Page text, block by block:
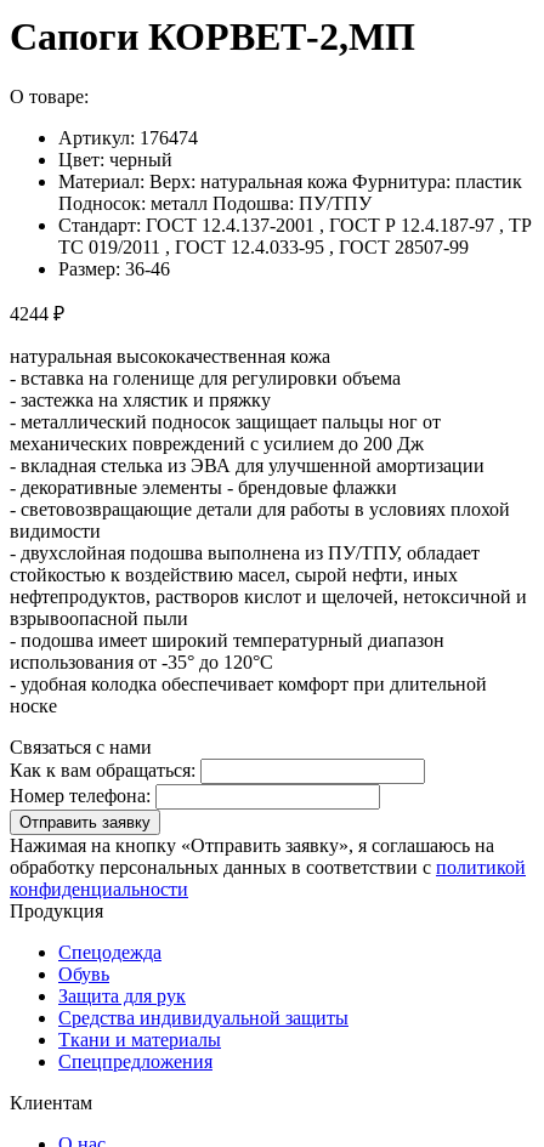
Сапоги КОРВЕТ-2,МП
О товаре:
Артикул: 176474
Цвет: черный
Материал: Верх: натуральная кожа Фурнитура: пластик
Подносок: металл Подошва: ПУ/ТПУ
Стандарт: ГОСТ 12.4.137-2001 , ГОСТ Р 12.4.187-97 , ТР
ТС 019/2011 , ГОСТ 12.4.033-95 , ГОСТ 28507-99
Размер: 36-46
4244 ₽
натуральная высококачественная кожа
- вставка на голенище для регулировки объема
- застежка на хлястик и пряжку
- металлический подносок защищает пальцы ног от
механических повреждений с усилием до 200 Дж
- вкладная стелька из ЭВА для улучшенной амортизации
- декоративные элементы - брендовые флажки
- световозвращающие детали для работы в условиях плохой
видимости
- двухслойная подошва выполнена из ПУ/ТПУ, обладает
стойкостью к воздействию масел, сырой нефти, иных
нефтепродуктов, растворов кислот и щелочей, нетоксичной и
взрывоопасной пыли
- подошва имеет широкий температурный диапазон
использования от -35° до 120°С
- удобная колодка обеспечивает комфорт при длительной
носке
Связаться с нами
Как к вам обращаться:
Номер телефона:
Отправить заявку
Нажимая на кнопку «Отправить заявку», я соглашаюсь на
обработку персональных данных в соответствии с политикой
конфиденциальности
Продукция
Спецодежда
Обувь
Защита для рук
Средства индивидуальной защиты
Ткани и материалы
Спецпредложения
Клиентам